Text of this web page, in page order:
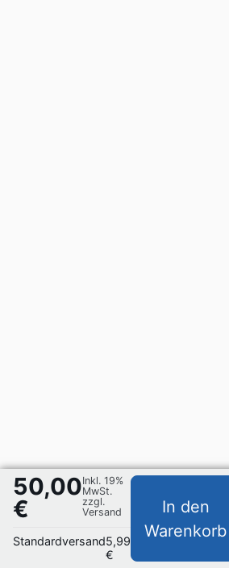
50,00
€
Inkl. 19%
MwSt.
zzgl.
Versand
Standardversand5,99
€
In den
Warenkorb